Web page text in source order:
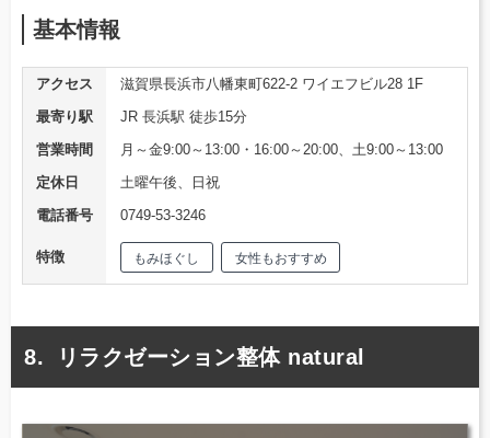
基本情報
アクセス
滋賀県長浜市八幡東町622-2 ワイエフビル28 1F
最寄り駅
JR 長浜駅 徒歩15分
営業時間
月～金9:00～13:00・16:00～20:00、土9:00～13:00
定休日
土曜午後、日祝
電話番号
0749-53-3246
特徴 もみほぐし 女性もおすすめ
リラクゼーション整体 natural